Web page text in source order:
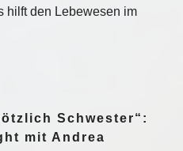
hilft den Lebewesen im
Schwester“:
mit Andrea